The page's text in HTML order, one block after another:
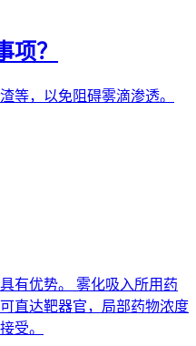
项？
等，以免阻碍雾滴渗透。
有优势。 雾化吸入所用药
直达靶器官，局部药物浓度
受。